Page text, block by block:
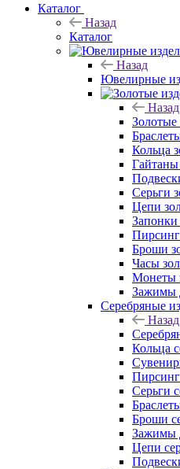
Каталог
Назад
Каталог
Назад
Ювелирные
Назад
Золотые
Кольца
Гайтаны
Серьги
Цепи
Запонки
Броши
Часы
Монеты
Зажимы
Серебряные
Назад
Кольца
Серьги
Броши
Зажимы
Цепи